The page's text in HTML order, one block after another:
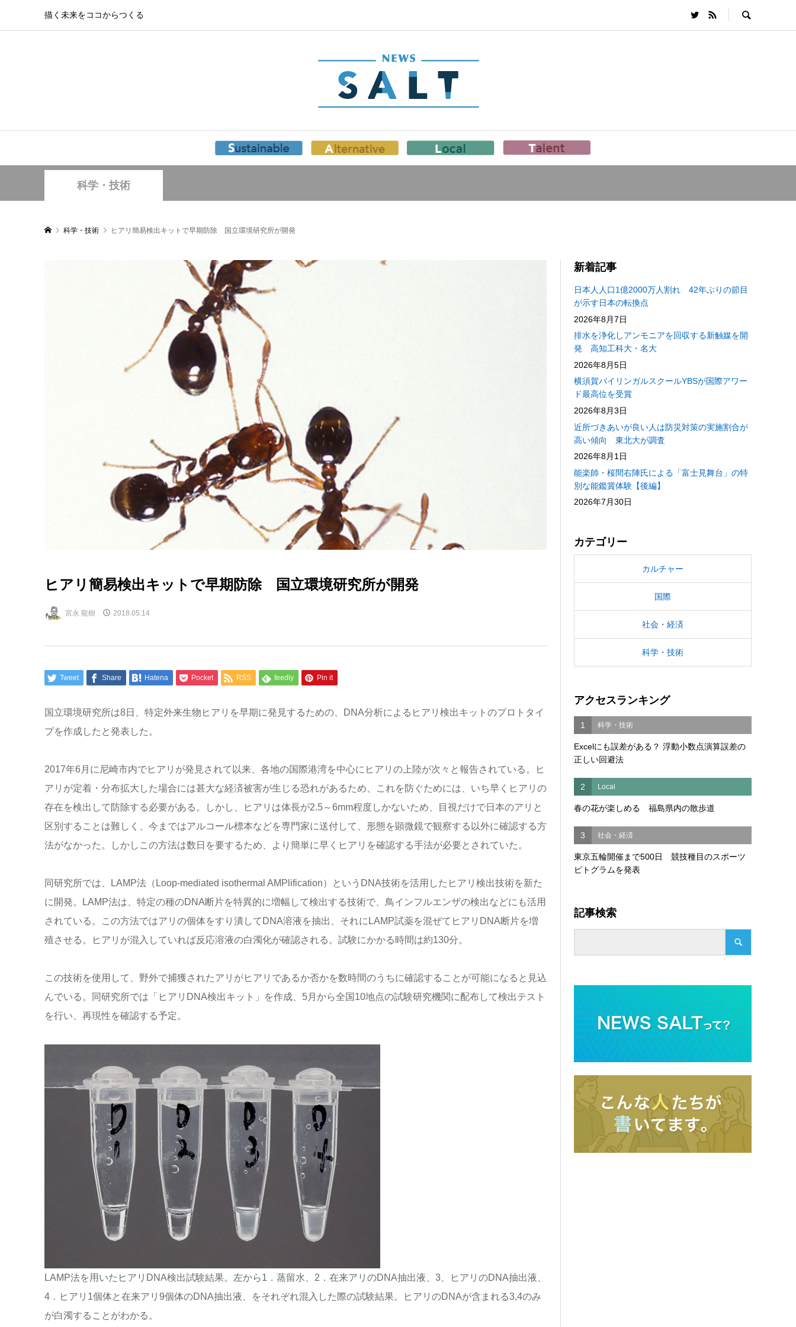
描く未来をココからつくる
科学・技術
科学・技術 ヒアリ簡易検出キットで早期防除 国立環境研究所が開発
ヒアリ簡易検出キットで早期防除 国立環境研究所が開発
宮永 龍樹 2018.05.14
Tweet Share Hatena Pocket RSS feedly Pin it
国立環境研究所は8日、特定外来生物ヒアリを早期に発見するための、DNA分析によるヒアリ検出キットのプロトタイ
プを作成したと発表した。
2017年6月に尼崎市内でヒアリが発見されて以来、各地の国際港湾を中心にヒアリの上陸が次々と報告されている。ヒ
アリが定着・分布拡大した場合には甚大な経済被害が生じる恐れがあるため、これを防ぐためには、いち早くヒアリの
存在を検出して防除する必要がある。しかし、ヒアリは体長が2.5～6mm程度しかないため、目視だけで日本のアリと
区別することは難しく、今まではアルコール標本などを専門家に送付して、形態を顕微鏡で観察する以外に確認する方
法がなかった。しかしこの方法は数日を要するため、より簡単に早くヒアリを確認する手法が必要とされていた。
同研究所では、LAMP法（Loop-mediated isothermal AMPlification）というDNA技術を活用したヒアリ検出技術を新た
に開発。LAMP法は、特定の種のDNA断片を特異的に増幅して検出する技術で、鳥インフルエンザの検出などにも活用
されている。この方法ではアリの個体をすり潰してDNA溶液を抽出、それにLAMP試薬を混ぜてヒアリDNA断片を増
殖させる。ヒアリが混入していれば反応溶液の白濁化が確認される。試験にかかる時間は約130分。
この技術を使用して、野外で捕獲されたアリがヒアリであるか否かを数時間のうちに確認することが可能になると見込
んでいる。同研究所では「ヒアリDNA検出キット」を作成、5月から全国10地点の試験研究機関に配布して検出テスト
を行い、再現性を確認する予定。
LAMP法を用いたヒアリDNA検出試験結果。左から1．蒸留水、2．在来アリのDNA抽出液、3、ヒアリのDNA抽出液、
4．ヒアリ1個体と在来アリ9個体のDNA抽出液、をそれぞれ混入した際の試験結果。ヒアリのDNAが含まれる3,4のみ
が白濁することがわかる。
新着記事
日本人人口1億2000万人割れ 42年ぶりの節目
が示す日本の転換点
2026年8月7日
排水を浄化しアンモニアを回収する新触媒を開
発 高知工科大・名大
2026年8月5日
横須賀バイリンガルスクールYBSが国際アワー
ド最高位を受賞
2026年8月3日
近所づきあいが良い人は防災対策の実施割合が
高い傾向 東北大が調査
2026年8月1日
能楽師・桜間右陣氏による「富士見舞台」の特
別な能鑑賞体験【後編】
2026年7月30日
カテゴリー
カルチャー
国際
社会・経済
科学・技術
アクセスランキング
1 科学・技術
Excelにも誤差がある？ 浮動小数点演算誤差の
正しい回避法
2 Local
春の花が楽しめる 福島県内の散歩道
3 社会・経済
東京五輪開催まで500日 競技種目のスポーツ
ピトグラムを発表
記事検索